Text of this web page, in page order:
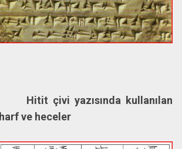
Hitit çivi yazısında kullanılan
harf ve heceler